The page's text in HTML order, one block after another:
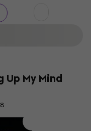
Up My Mind